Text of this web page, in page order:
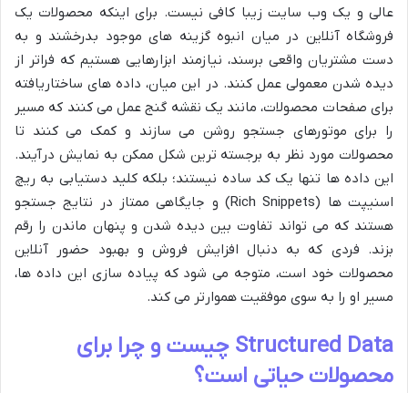
عالی و یک وب سایت زیبا کافی نیست. برای اینکه محصولات یک
فروشگاه آنلاین در میان انبوه گزینه های موجود بدرخشند و به
دست مشتریان واقعی برسند، نیازمند ابزارهایی هستیم که فراتر از
دیده شدن معمولی عمل کنند. در این میان، داده های ساختاریافته
برای صفحات محصولات، مانند یک نقشه گنج عمل می کنند که مسیر
را برای موتورهای جستجو روشن می سازند و کمک می کنند تا
محصولات مورد نظر به برجسته ترین شکل ممکن به نمایش درآیند.
این داده ها تنها یک کد ساده نیستند؛ بلکه کلید دستیابی به ریچ
اسنیپت ها (Rich Snippets) و جایگاهی ممتاز در نتایج جستجو
هستند که می تواند تفاوت بین دیده شدن و پنهان ماندن را رقم
بزند. فردی که به دنبال افزایش فروش و بهبود حضور آنلاین
محصولات خود است، متوجه می شود که پیاده سازی این داده ها،
مسیر او را به سوی موفقیت هموارتر می کند.
Structured Data چیست و چرا برای
محصولات حیاتی است؟